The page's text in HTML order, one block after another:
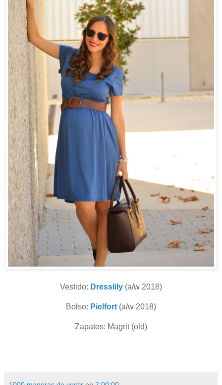
Vestido: Dresslily (a/w 2018)
Bolso: Pielfort (a/w 2018)
Zapatos: Magrit (old)